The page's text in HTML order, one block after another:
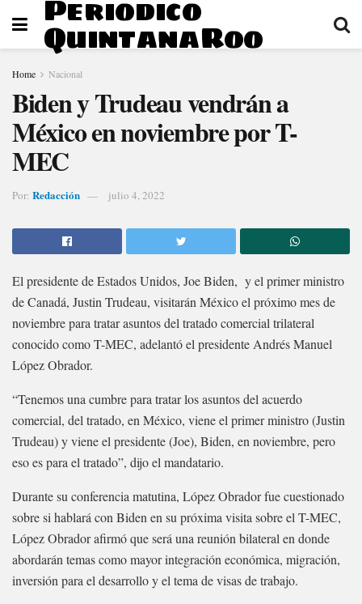
Periodico
QuintanaRoo
Home Nacional
Biden y Trudeau vendrán a
México en noviembre por T-
MEC
Por: Redacción julio 4, 2022
El presidente de Estados Unidos, Joe Biden, y el primer ministro
de Canadá, Justin Trudeau, visitarán México el próximo mes de
noviembre para tratar asuntos del tratado comercial trilateral
conocido como T-MEC, adelantó el presidente Andrés Manuel
López Obrador.
“Tenemos una cumbre para tratar los asuntos del acuerdo
comercial, del tratado, en México, viene el primer ministro (Justin
Trudeau) y viene el presidente (Joe), Biden, en noviembre, pero
eso es para el tratado”, dijo el mandatario.
Durante su conferencia matutina, López Obrador fue cuestionado
sobre si hablará con Biden en su próxima visita sobre el T-MEC,
López Obrador afirmó que será una reunión bilateral en donde
abordarán temas como mayor integración económica, migración,
inversión para el desarrollo y el tema de visas de trabajo.